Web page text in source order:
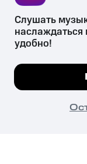
психотропных
их незаконный
© 2026 ООО «КИОН».
Все права
Мы
Слушать
удобно!